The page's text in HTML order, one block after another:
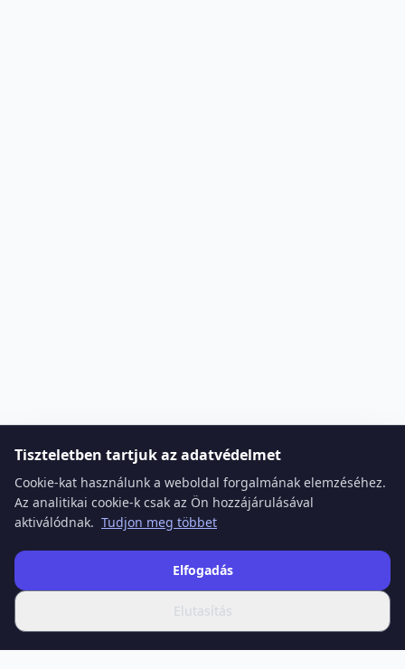
Tiszteletben tartjuk az adatvédelmet
Cookie-kat használunk a weboldal forgalmának elemzéséhez.
Az analitikai cookie-k csak az Ön hozzájárulásával
aktiválódnak. Tudjon meg többet
Elutasítás
Elfogadás